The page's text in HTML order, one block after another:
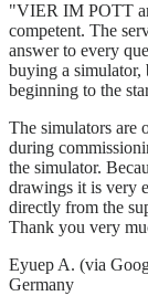
"VIER IM POTT
competent. The
answer to every
buying a simulator,
beginning to the
The simulators are
during
the simulator.
drawings it is very
directly from the
Thank you very
Eyuep A. (via
Germany